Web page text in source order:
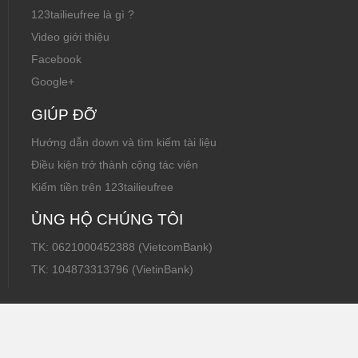
123tailieufree là gì ?
Video giới thiệu
Facebook
Google+
GIÚP ĐỠ
Hướng dẫn down và tìm kiếm tài liệu
Điều kiện trở thành cộng tác viên
Kiếm tiền trên 123tailieufree
ỦNG HỘ CHÚNG TÔI
TK: 0621000452388 (VietcomBank)
TK: 104873313796 (VietinBank)